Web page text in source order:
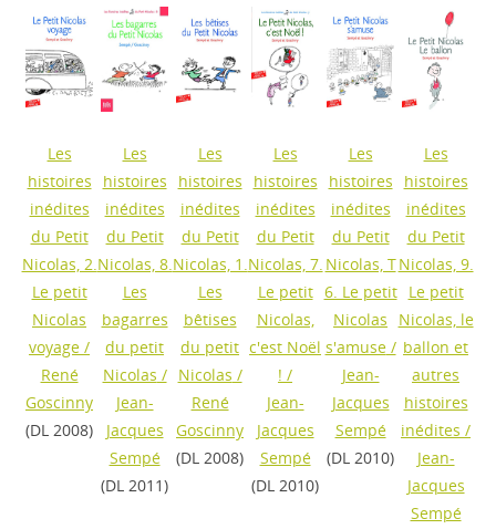
Les
histoires
inédites
du Petit
Nicolas, 2.
Le petit
Nicolas
voyage /
René
Goscinny
(DL 2008)
Les
histoires
inédites
du Petit
Nicolas, 8.
Les
bagarres
du petit
Nicolas /
Jean-
Jacques
Sempé
(DL 2011)
Les
histoires
inédites
du Petit
Nicolas, 1.
Les
bêtises
du petit
Nicolas /
René
Goscinny
(DL 2008)
Les
histoires
inédites
du Petit
Nicolas, 7.
Le petit
Nicolas,
c'est Noël
! /
Jean-
Jacques
Sempé
(DL 2010)
Les
histoires
inédites
du Petit
Nicolas, T
6. Le petit
Nicolas
s'amuse/
Jean-
Jacques
Sempé
(DL 2010)
Les
histoires
inédites
du Petit
Nicolas, 9.
Le petit
Nicolas, le
ballon et
autres
histoires
inédites /
Jean-
Jacques
Sempé